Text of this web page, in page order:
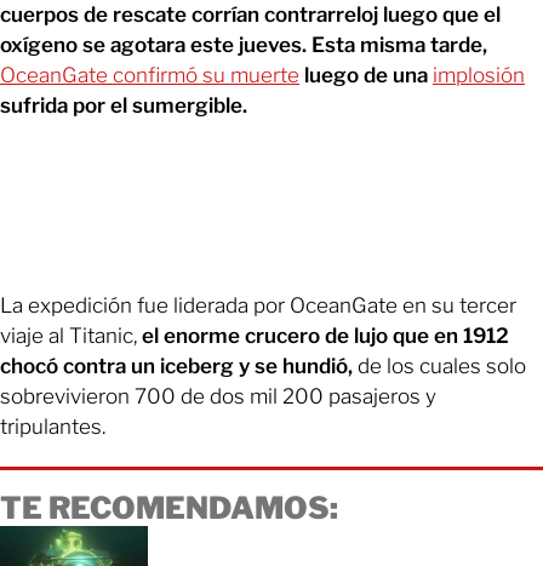
cuerpos de rescate corrían contrarreloj luego que el
oxígeno se agotara este jueves. Esta misma tarde,
OceanGate confirmó su muerte luego de una implosión
sufrida por el sumergible.
La expedición fue liderada por OceanGate en su tercer
viaje al Titanic, el enorme crucero de lujo que en 1912
chocó contra un iceberg y se hundió, de los cuales solo
sobrevivieron 700 de dos mil 200 pasajeros y
tripulantes.
TE RECOMENDAMOS: